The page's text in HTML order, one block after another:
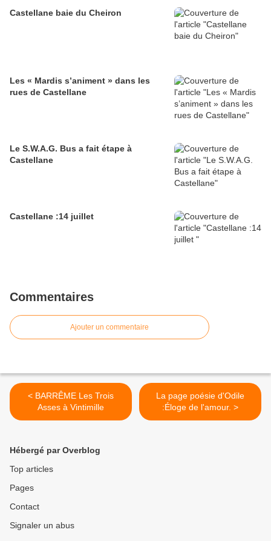
Castellane baie du Cheiron
Les « Mardis s’animent » dans les
rues de Castellane
Le S.W.A.G. Bus a fait étape à
Castellane
Castellane :14 juillet
Commentaires
Ajouter un commentaire
< BARRÊME Les Trois
Asses à Vintimille
La page poésie d'Odile
:Éloge de l'amour. >
Hébergé par Overblog
Top articles
Pages
Contact
Signaler un abus